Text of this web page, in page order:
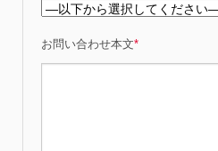
お問い合わせ本文*